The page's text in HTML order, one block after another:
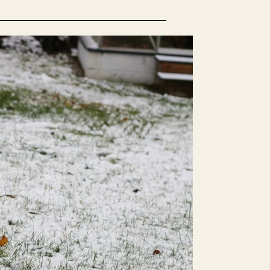
inlägg
författare
ämnen
Biografi Blogga Bokcirkel